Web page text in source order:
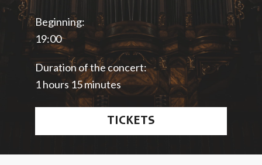
Beginning:
19:00
Duration of the concert:
1 hours 15 minutes
TICKETS